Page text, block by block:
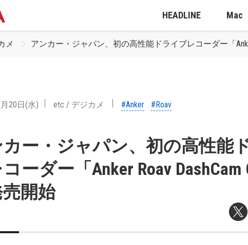
HEADLINE Mac
メ アンカー・ジャパン、初の高性能ドライブレコーダー「
20日(水) etc / デジカメ #Anker #Roav
ー・ジャパン、初の高性能
ーダー「Anker Roav DashCam
開始